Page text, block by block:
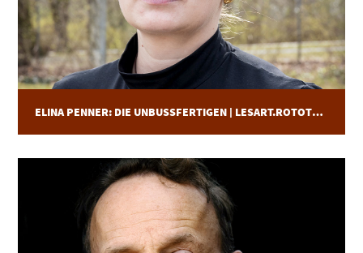
ELINA PENNER: DIE UNBUSSFERTIGEN | LESART.ROTOTHEATER | 11.11.25